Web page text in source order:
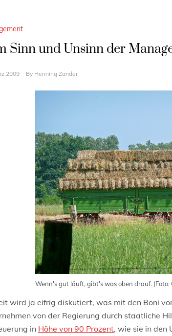
Sinn und Unsinn der
2009 By Henning Zander
Wenn's gut läuft, gibt's was oben drauf. (Foto:
wird ja eifrig diskutiert, was mit den Boni
von der Regierung durch staatliche
in Höhe von 90 Prozent, wie sie in den